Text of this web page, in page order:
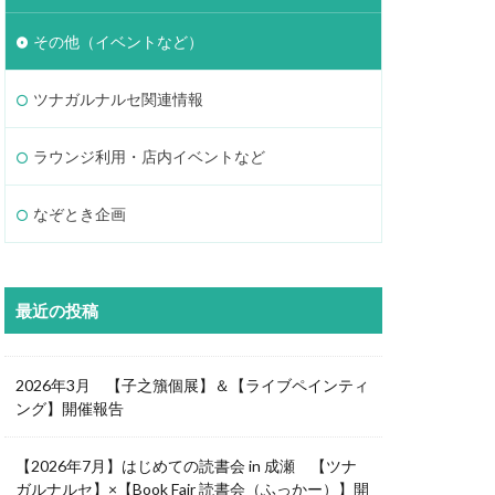
その他（イベントなど）
ツナガルナルセ関連情報
ラウンジ利用・店内イベントなど
なぞとき企画
最近の投稿
2026年3月 【子之籏個展】＆【ライブペインティ
ング】開催報告
【2026年7月】はじめての読書会 in 成瀬 【ツナ
ガルナルセ】×【Book Fair 読書会（ふっかー）】開